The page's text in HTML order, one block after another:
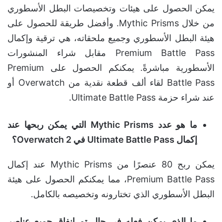
يمكن الحصول على هيئات وتخصيصات البطل الأسطوري
من خلال Mythic Prisms. وأفضل طريقة للحصول على
هيئة البطل الأسطوري وجميع ملحقاته، هي ترقية وإكمال
Premium Battle Pass مقابل شراء المنشورات
الأسطورية مباشرةً. يمكنكم الحصول على Premium
Battle Pass لقاء ألف قطعة نقدية من Overwatch أو
عند شراء حزمة Ultimate Battle Pass.
ما هو عدد Mythic Prisms التي يمكن ربحها عند
إكمال Ultimate Battle Pass في Overwatch 2؟
يمكن ربح 80 عنصرًا من Mythic Prisms عند إكمال
Premium Battle Pass، مما يمكنكم الحصول على هيئة
البطل الأسطوري الذي تختارونه وتخصيصه بالكامل.